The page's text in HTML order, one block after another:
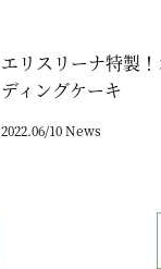
エリスリーナ特製
ディングケーキ
2022.06/10 News